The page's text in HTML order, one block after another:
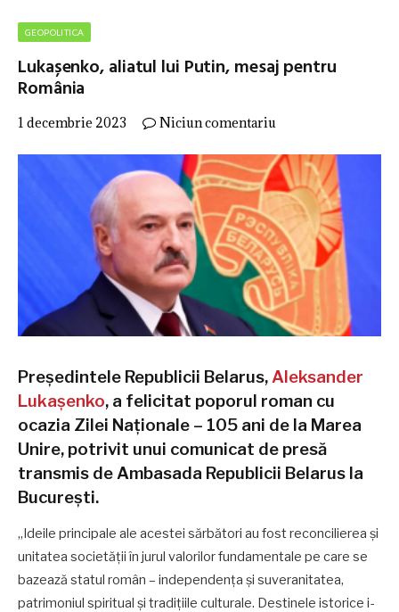
GEOPOLITICA
Lukașenko, aliatul lui Putin, mesaj pentru
România
1 decembrie 2023 Niciun comentariu
Președintele Republicii Belarus,Aleksander
Lukașenko, a felicitat poporul roman cu
ocazia Zilei Naționale – 105 ani de la Marea
Unire, potrivit unui comunicat de presă
transmis de Ambasada Republicii Belarus la
București.
„Ideile principale ale acestei sărbători au fost reconcilierea și
unitatea societății în jurul valorilor fundamentale pe care se
bazează statul român – independența și suveranitatea,
patrimoniul spiritual și tradițiile culturale. Destinele istorice i-